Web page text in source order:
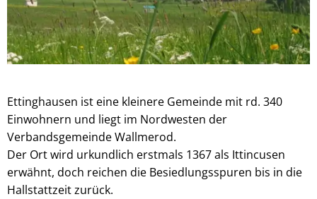
Ettinghausen ist eine kleinere Gemeinde mit rd. 340
Einwohnern und liegt im Nordwesten der
Verbandsgemeinde Wallmerod.
Der Ort wird urkundlich erstmals 1367 als Ittincusen
erwähnt, doch reichen die Besiedlungsspuren bis in die
Hallstattzeit zurück.